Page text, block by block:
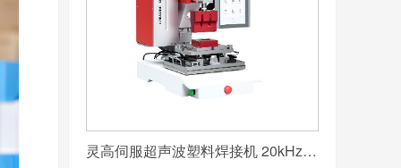
灵高伺服超声波塑料焊接机 20kHz 2000/3000W K3000 Servo